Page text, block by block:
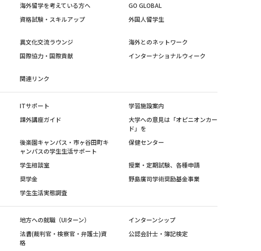
海外留学を考えている方へ
GO GLOBAL
資格試験・スキルアップ 外国人留学生
異文化交流ラウンジ
海外とのネットワーク
国際協力・国際貢献 インターナショナルウィーク
関連リンク
ITサポート
学習施設案内
課外講座ガイド
大学への意見は「オピニオンカー
ド」を
後楽園キャンパス・市ヶ谷田町キ
ャンパスの学生生活サポート
保健センター
学生相談室
授業・定期試験、各種申請
奨学金
野島廣司学術奨励基金事業
学生生活実態調査
地方への就職（UIターン）
インターンシップ
法曹(裁判官・検察官・弁護士)資
格
公認会計士・簿記検定